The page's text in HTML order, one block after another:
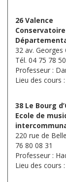
26 Valence
32 av.
Tél. 04 75 78
Professeur :
Lieu des cours
38 Le Bourg
Ecole de
220 rue de
76 80 08 31
Professeur :
Lieu des cours